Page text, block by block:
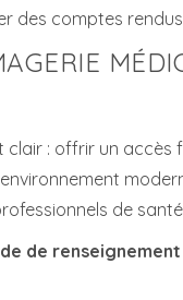
des comptes
: offrir un accès
de
de